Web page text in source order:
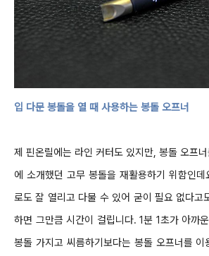
입 다문 봉돌을 열 때 사용하는 봉돌 오프너
제 핀온릴에는 라인 커터도 있지만, 봉돌 오프
에 소개했던 고무 봉돌을 재활용하기 위함인데
로도 잘 열리고 다물 수 있어 굳이 필요 없다고
하면 그만큼 시간이 걸립니다.1분 1초가 아까
봉돌 가지고 씨름하기보다는 봉돌 오프너를